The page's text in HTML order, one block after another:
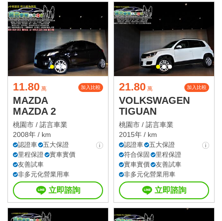
11.80 萬 加入比較
MAZDA
MAZDA 2
桃園市 / 諾言車業
2008年 / km
認證車
五大保證
里程保證
實車實價
友善試車
非多元化營業用車
立即諮詢
21.80 萬 加入比較
VOLKSWAGEN
TIGUAN
桃園市 / 諾言車業
2015年 / km
認證車
五大保證
符合保固
里程保證
實車實價
友善試車
非多元化營業用車
立即諮詢